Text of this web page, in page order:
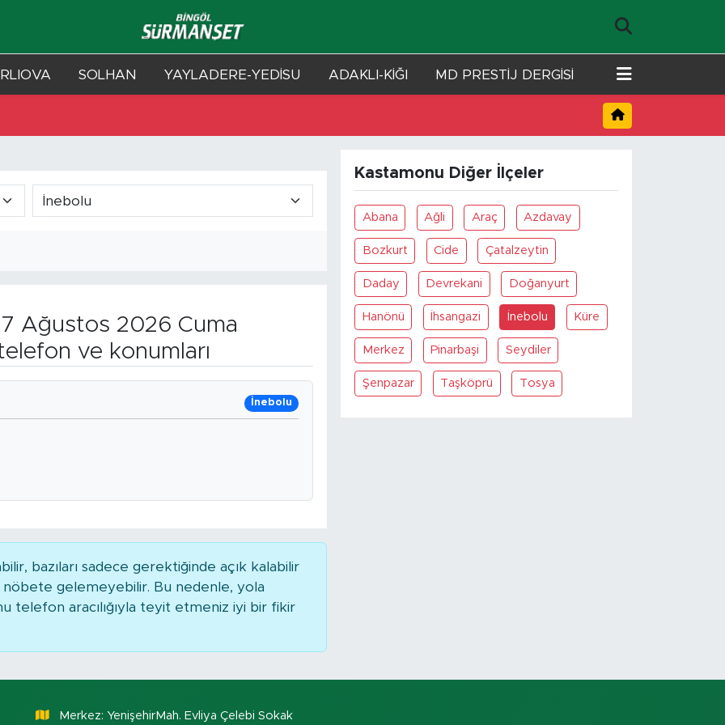
SOLHAN YAYLADERE-YEDİSU ADAKLI-KİĞI MD PRESTİJ DERGİSİ
Ağustos 2026 Cuma
ve konumları
İnebolu
bazıları sadece gerektiğinde açık kalabilir
gelemeyebilir. Bu nedenle, yola
telefon aracılığıyla teyit etmeniz iyi bir fikir
Kastamonu Diğer İlçeler
Abana Ağli Araç Azdavay
Bozkurt Cide Çatalzeytin
Daday Devrekani Doğanyurt
Hanönü İhsangazi İnebolu Küre
Merkez Pinarbaşi Seydiler
Şenpazar Taşköprü Tosya
Merkez: YenişehirMah. Evliya Çelebi Sokak